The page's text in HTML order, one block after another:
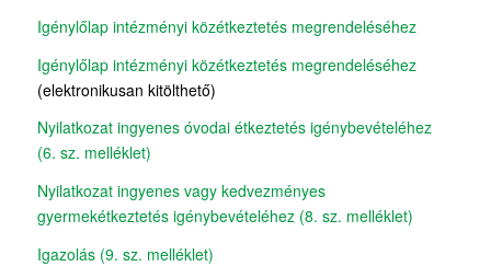
Igénylőlap intézményi közétkeztetés megrendeléséhez
Igénylőlap intézményi közétkeztetés megrendeléséhez
(elektronikusan kitölthető)
Nyilatkozat ingyenes óvodai étkeztetés igénybevételéhez
(6. sz. melléklet)
Nyilatkozat ingyenes vagy kedvezményes
gyermekétkeztetés igénybevételéhez (8. sz. melléklet)
Igazolás (9. sz. melléklet)